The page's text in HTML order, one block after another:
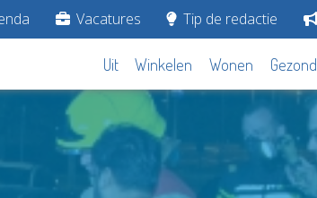
Vacatures Tip de redactie
Uit Winkelen Wonen Gezond